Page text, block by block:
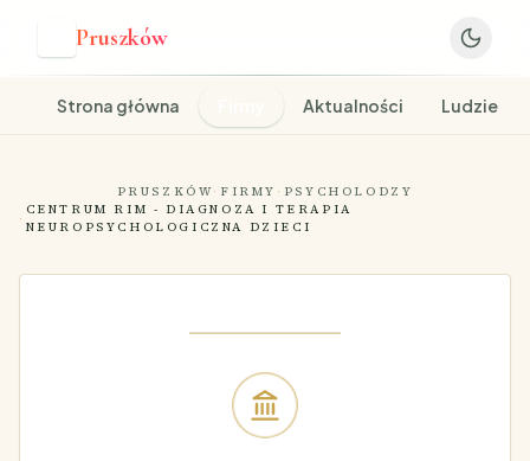
Pruszków
Strona główna Aktualności Ludzie
PRUSZKÓW· FIRMY · PSYCHOLODZY
·
CENTRUM RIM - DIAGNOZA I TERAPIA
NEUROPSYCHOLOGICZNA DZIECI